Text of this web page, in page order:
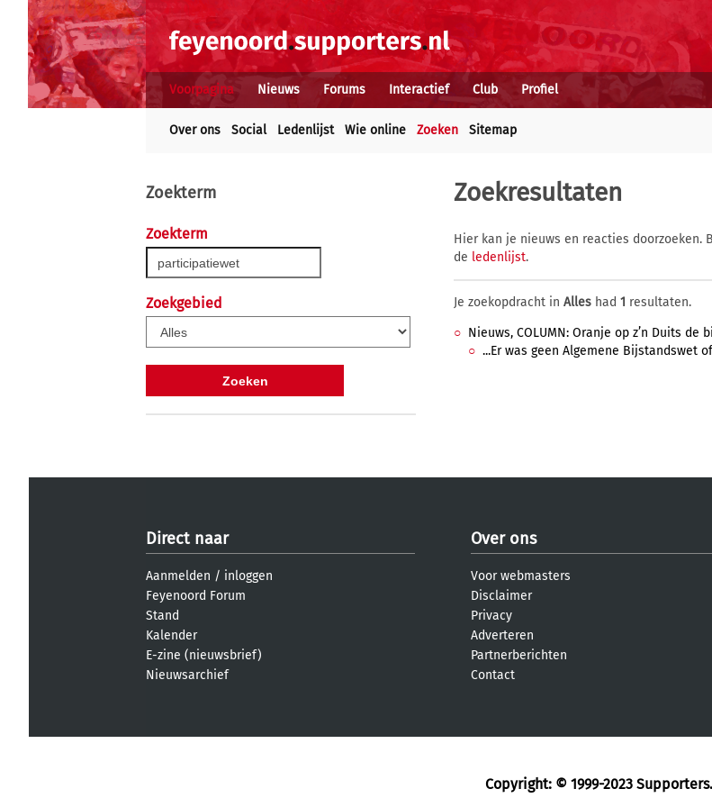
Voorpagina Nieuws Forums Interactief Club Profiel
Over ons Social Ledenlijst Wie online Zoeken Sitemap
Zoekterm
Zoekterm
Zoekgebied
Zoekresultaten
Hier kan je nieuws en reacties doorzoeken.
de ledenlijst.
Je zoekopdracht in Alles had 1 resultaten.
Nieuws, COLUMN: Oranje op z’n Duits de
...Er was geen Algemene Bijstandswet
Direct naar
Aanmelden / inloggen
Feyenoord Forum
Stand
Kalender
E-zine (nieuwsbrief)
Nieuwsarchief
Over ons
Voor webmasters
Disclaimer
Privacy
Adverteren
Partnerberichten
Contact
Copyright: © 1999-2023